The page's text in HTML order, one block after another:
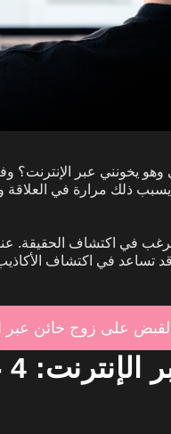
يخونني عبر الإنترنت؟
ذلك مرارة في العلاقة
في اكتشاف الحقيقة.
قد تساعد في اكتشاف
على زوج خائن عبر